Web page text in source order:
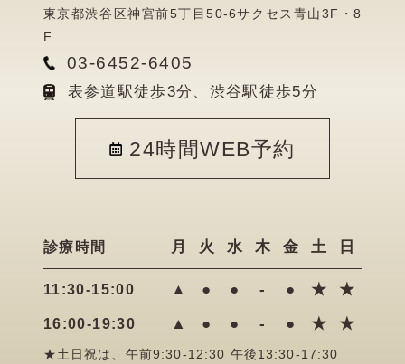
東京都渋谷区神宮前5丁目50-6サクセス青山3F・8
F
03-6452-6405
表参道駅徒歩3分、渋谷駅徒歩5分
24時間WEB予約
診療時間 月 火 水 木 金 土 日
11:30-15:00 ▲ ● ● - ● ★ ★
16:00-19:30 ▲ ● ● - ● ★ ★
★土日祝は、午前9:30-12:30 午後13:30-17:30